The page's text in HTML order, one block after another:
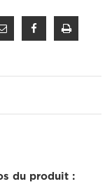
du produit :